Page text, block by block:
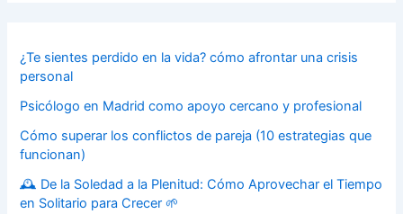
¿Te sientes perdido en la vida? cómo afrontar una crisis
personal
Psicólogo en Madrid como apoyo cercano y profesional
Cómo superar los conflictos de pareja (10 estrategias que
funcionan)
🕰️ De la Soledad a la Plenitud: Cómo Aprovechar el Tiempo
en Solitario para Crecer 🌱